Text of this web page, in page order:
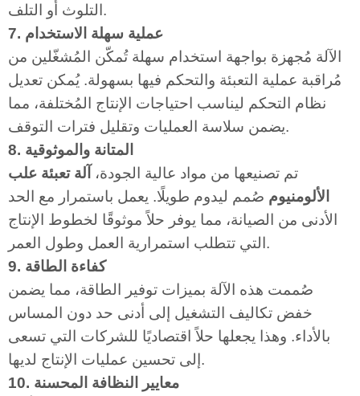
التلوث أو التلف.
7. عملية سهلة الاستخدام
الآلة مُجهزة بواجهة استخدام سهلة تُمكّن المُشغّلين من
مُراقبة عملية التعبئة والتحكم فيها بسهولة. يُمكن تعديل
نظام التحكم ليناسب احتياجات الإنتاج المُختلفة، مما
يضمن سلاسة العمليات وتقليل فترات التوقف.
8. المتانة والموثوقية
تم تصنيعها من مواد عالية الجودة،
آلة تعبئة علب
الألومنيوم صُمم ليدوم طويلًا. يعمل باستمرار مع الحد
الأدنى من الصيانة، مما يوفر حلاً موثوقًا لخطوط الإنتاج
التي تتطلب استمرارية العمل وطول العمر.
9. كفاءة الطاقة
صُممت هذه الآلة بميزات توفير الطاقة، مما يضمن
خفض تكاليف التشغيل إلى أدنى حد دون المساس
بالأداء. وهذا يجعلها حلاً اقتصاديًا للشركات التي تسعى
إلى تحسين عمليات الإنتاج لديها.
10. معايير النظافة المحسنة